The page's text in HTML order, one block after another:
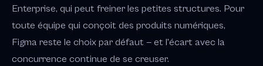
Enterprise, qui peut freiner les petites structures. Pour
toute équipe qui conçoit des produits numériques,
Figma reste le choix par défaut — et l'écart avec la
concurrence continue de se creuser.